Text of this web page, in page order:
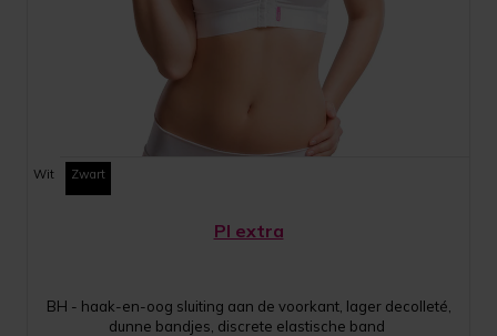
Wit Zwart
PI extra
BH - haak-en-oog sluiting aan de voorkant, lager decolleté,
dunne bandjes, discrete elastische band